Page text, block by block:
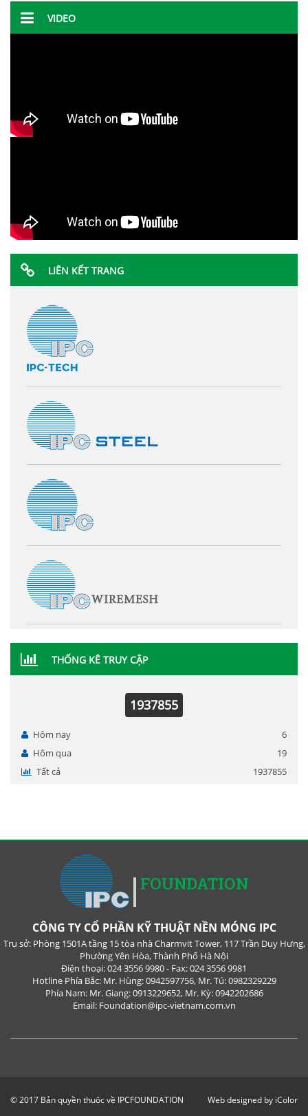
VIDEO
LIÊN KẾT TRANG
THỐNG KÊ TRUY CẬP
1937855
Hôm nay
6
Hôm qua
19
Tất cả
1937855
CÔNG TY CỔ PHẦN KỸ THUẬT NỀN MÓNG IPC
Trụ sở: Phòng 1501A tầng 15 tòa nhà Charmvit Tower, 117 Trần Duy Hưng,
Phường Yên Hòa, Thành Phố Hà Nội
Điện thoại: 024 3556 9980 - Fax: 024 3556 9981
Hotline Phía Bắc: Mr. Hùng: 0942597756, Mr. Tú: 0982329229
Phía Nam: Mr. Giang: 0913229652, Mr. Kỳ: 0942202686
Email: Foundation@ipc-vietnam.com.vn
© 2017 Bản quyền thuộc về IPCFOUNDATION Web designed by iColor